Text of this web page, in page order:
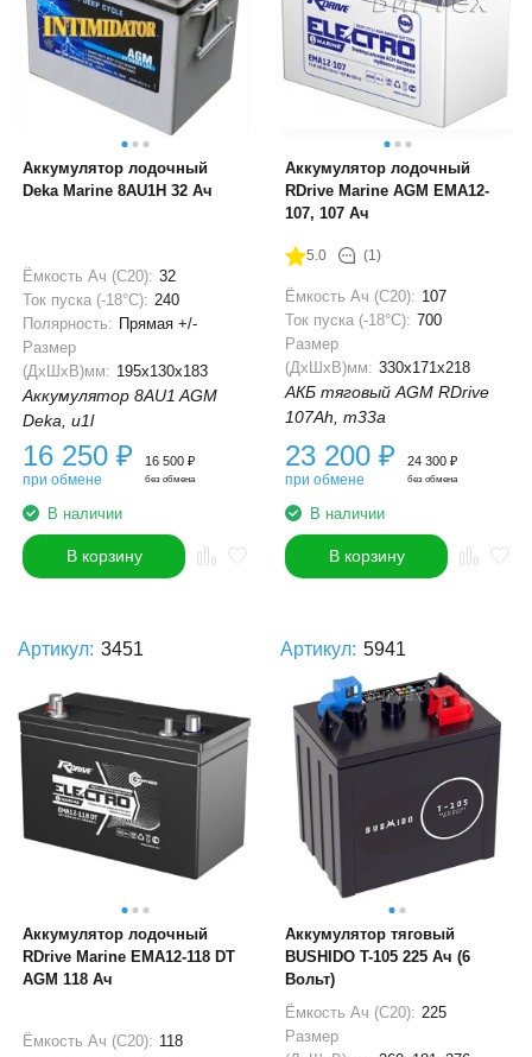
Аккумулятор лодочный
Deka Marine 8AU1H 32 Ач
Ёмкость Ач (С20): 32
Ток пуска (-18°С): 240
Полярность: Прямая +/-
Размер
(ДхШхВ)мм: 195x130x183
Аккумулятор 8AU1 AGM
Deka, u1l
16 250 ₽
при обмене
16 500 ₽
без обмена
В наличии
В корзину
Аккумулятор лодочный
RDrive Marine AGM EMA12-
107, 107 Ач
5.0 (1)
Ёмкость Ач (С20): 107
Ток пуска (-18°С): 700
Размер
(ДхШхВ)мм: 330x171x218
АКБ тяговый AGM RDrive
107Ah, m33a
23 200 ₽
при обмене
24 300 ₽
без обмена
В наличии
В корзину
Артикул: 3451
Аккумулятор лодочный
RDrive Marine EMA12-118 DT
AGM 118 Ач
Ёмкость Ач (С20): 118
Артикул: 5941
Аккумулятор тяговый
BUSHIDO T-105 225 Ач (6
Вольт)
Ёмкость Ач (С20): 225
Размер